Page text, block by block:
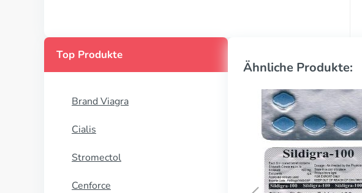
Top Produkte
Brand Viagra
Cialis
Stromectol
Cenforce
Ähnliche Produkte: